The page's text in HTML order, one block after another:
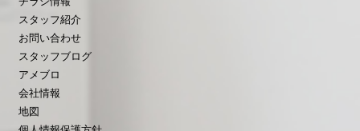
スタッフ紹介
お問い合わせ
スタッフブログ
アメブロ
会社情報
地図